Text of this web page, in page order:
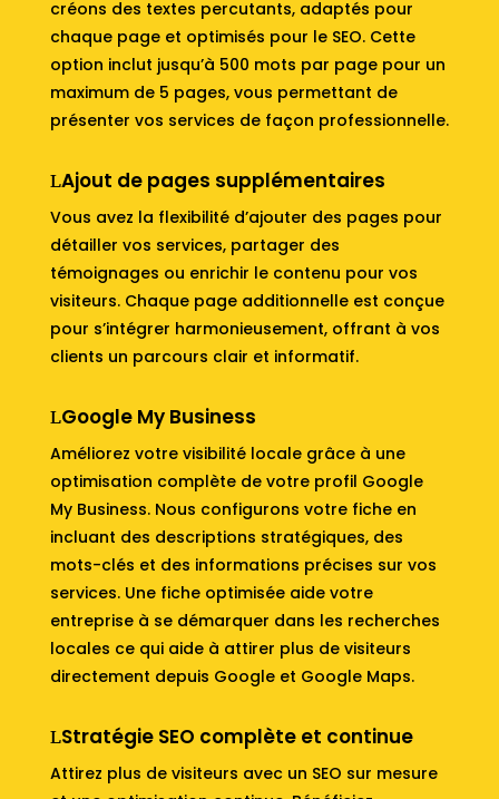
créons des textes percutants, adaptés pour
chaque page et optimisés pour le SEO. Cette
option inclut jusqu’à 500 mots par page pour un
maximum de 5 pages, vous permettant de
présenter vos services de façon professionnelle.
Ajout de pages supplémentaires
Vous avez la flexibilité d’ajouter des pages pour
détailler vos services, partager des
témoignages ou enrichir le contenu pour vos
visiteurs. Chaque page additionnelle est conçue
pour s’intégrer harmonieusement, offrant à vos
clients un parcours clair et informatif.
Google My Business
Améliorez votre visibilité locale grâce à une
optimisation complète de votre profil Google
My Business. Nous configurons votre fiche en
incluant des descriptions stratégiques, des
mots-clés et des informations précises sur vos
services. Une fiche optimisée aide votre
entreprise à se démarquer dans les recherches
locales ce qui aide à attirer plus de visiteurs
directement depuis Google et Google Maps.
Stratégie SEO complète et continue
Attirez plus de visiteurs avec un SEO sur mesure